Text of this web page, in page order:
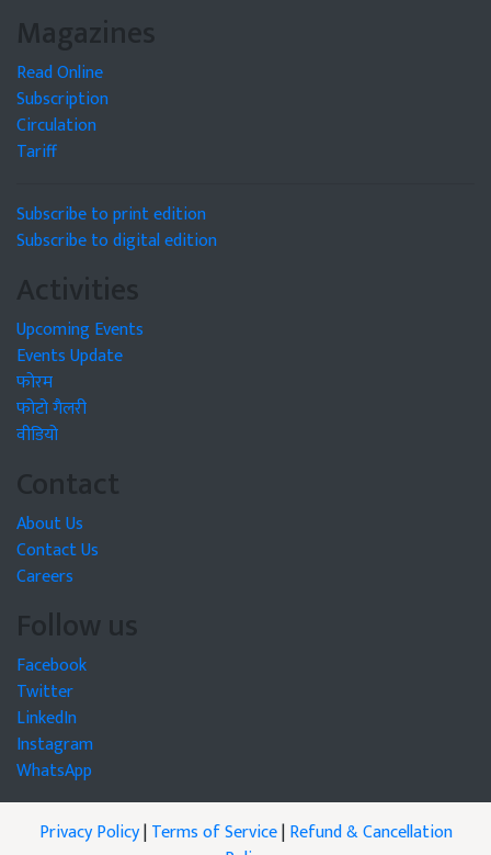
Magazines
Read Online
Subscription
Circulation
Tariff
Subscribe to print edition
Subscribe to digital edition
Activities
Upcoming Events
Events Update
फोरम
फोटो गैलरी
वीडियो
Contact
About Us
Contact Us
Careers
Follow us
Facebook
Twitter
LinkedIn
Instagram
WhatsApp
Privacy Policy|Terms of Service|Refund & Cancellation